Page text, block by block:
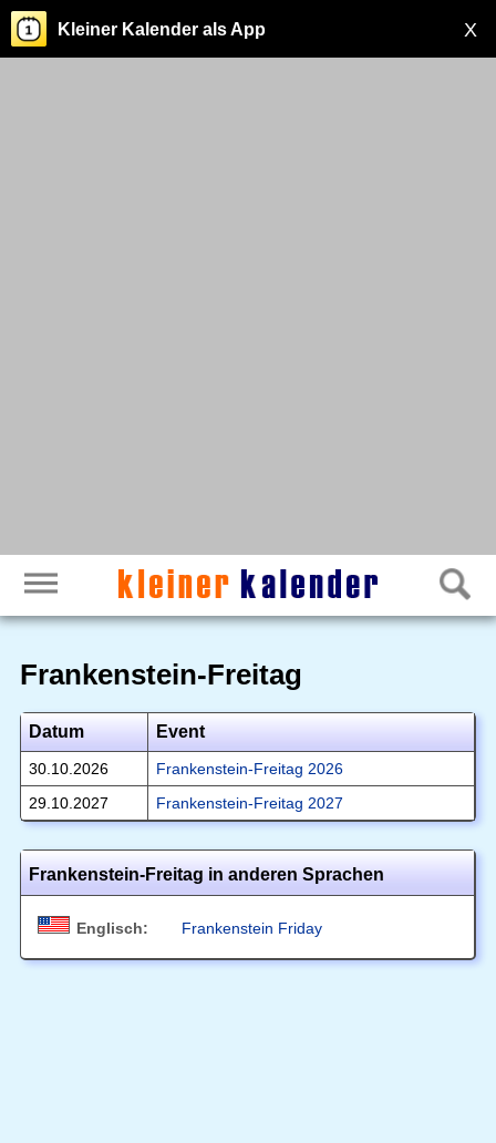
X
Kleiner Kalender als App
Frankenstein-Freitag
Datum Event
30.10.2026
Frankenstein-Freitag 2026
29.10.2027
Frankenstein-Freitag 2027
Frankenstein-Freitag in anderen Sprachen
Englisch: Frankenstein Friday